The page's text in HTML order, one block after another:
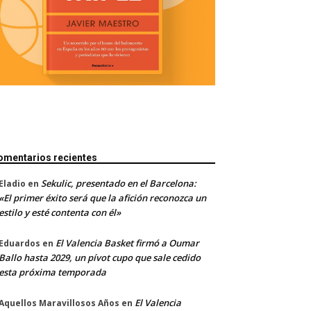
recientes
Eladio en Sekulic, presentado en el Barcelona:
«El primer éxito será que la afición reconozca un
estilo y esté contenta con él»
Eduardos en El Valencia Basket firmó a Oumar
Ballo hasta 2029, un pívot cupo que sale cedido
esta próxima temporada
Maravillosos Años en El Valencia